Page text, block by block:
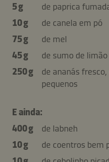
5 g
de paprica
10 g
de canela em pó
75 g
de mel
45 g
de sumo de limão
250 g
de ananás
pequenos
E ainda:
400 g
de labneh
10 g
de coentros bem